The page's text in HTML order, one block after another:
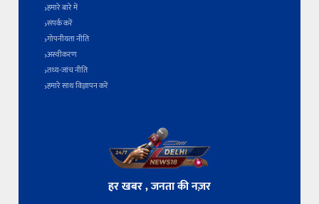
हमारे बारे में
संपर्क करें
गोपनीयता नीति
अस्वीकरण
तथ्य-जांच नीति
हमारे साथ विज्ञापन करें
हर खबर , जनता की नज़र